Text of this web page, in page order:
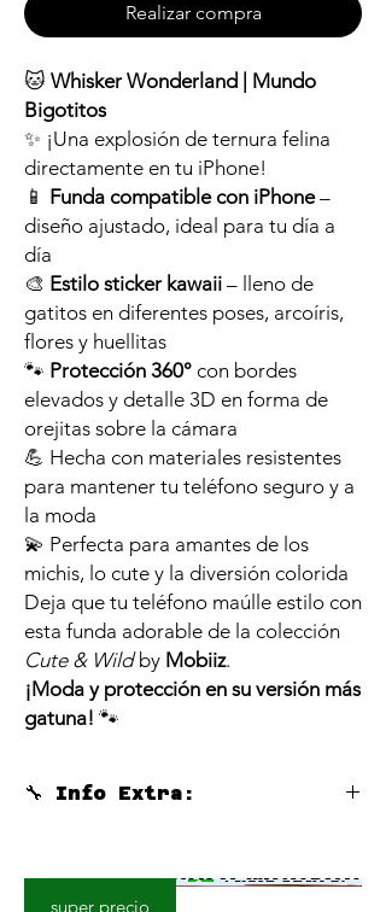
Realizar compra
🐱 Whisker Wonderland | Mundo
Bigotitos
✨ ¡Una explosión de ternura felina
directamente en tu iPhone!
📱 Funda compatible con iPhone–
diseño ajustado, ideal para tu día a
día
🎨 Estilo sticker kawaii – lleno de
gatitos en diferentes poses, arcoíris,
flores y huellitas
🐾 Protección 360° con bordes
elevados y detalle 3D en forma de
orejitas sobre la cámara
💪 Hecha con materiales resistentes
para mantener tu teléfono seguro y a
la moda
💫 Perfecta para amantes de los
michis, lo cute y la diversión colorida
Deja que tu teléfono maúlle estilo con
esta funda adorable de la colección
Cute & Wildby Mobiiz.
¡Moda y protección en su versión más
gatuna! 🐾
🔧 Info Extra:
aro magnético Mobiiz por solo 0,1 € para
super precio